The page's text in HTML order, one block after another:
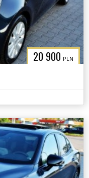
20 900 PLN